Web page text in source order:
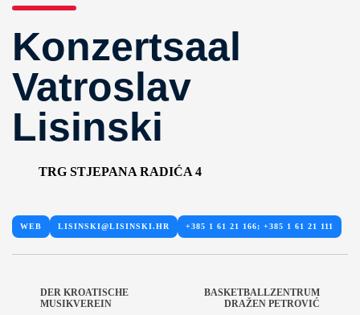
Konzertsaal
Vatroslav
Lisinski
TRG STJEPANA RADIĆA 4
WEB LISINSKI@LISINSKI.HR +385 1 61 21 166; +385 1 61 21 111
DER KROATISCHE
MUSIKVEREIN
BASKETBALLZENTRUM
DRAŽEN PETROVIĆ